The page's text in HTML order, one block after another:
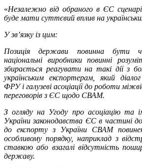
«Незалежно від обраного в ЄС
буде мати суттєвий вплив на
У зв’язку із цим:
Позиція держави повинна бути
національні виробники повинні
збирається реагувати на такі дії з
українським експортерам, який
ФРУ і галузеві асоціації до роботи
переговорів з ЄС щодо СВАМ.
З огляду на Угоду про асоціацію та
України законодавства ЄС в частині
до експорту з України СВАМ
особливому порядку, наприклад з
ставкою або взагалі відсутність
державу.